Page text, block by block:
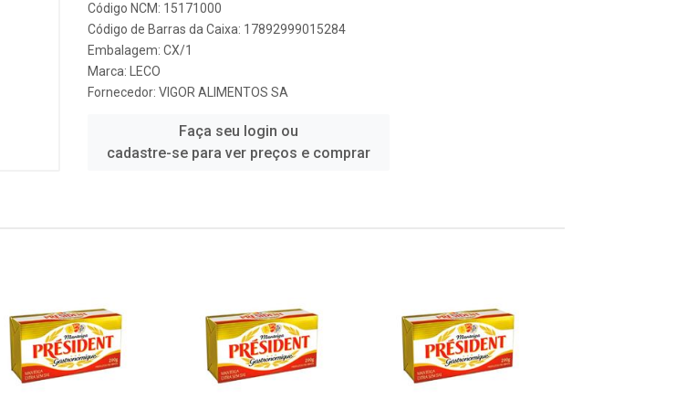
Código NCM: 15171000
Código de Barras da Caixa: 17892999015284
Embalagem: CX/1
Marca:
LECO
Fornecedor: VIGOR ALIMENTOS SA
Faça seu login ou
cadastre-se para ver preços e comprar